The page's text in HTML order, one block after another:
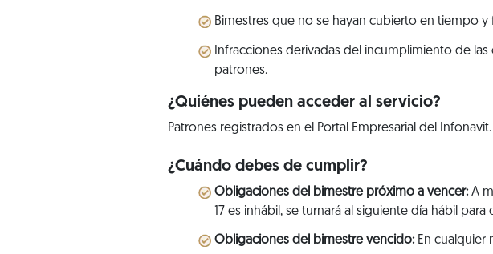
Bimestres que no se hayan cubierto en tiempo y
Infracciones derivadas del incumplimiento de
patrones.
¿Quiénes pueden acceder al servicio?
Patrones registrados en el Portal Empresarial del Infonavit.
¿Cuándo debes de cumplir?
Obligaciones del bimestre próximo a vencer:A
17 es inhábil, se turnará al siguiente día hábil
Obligaciones del bimestre vencido:En cualquier